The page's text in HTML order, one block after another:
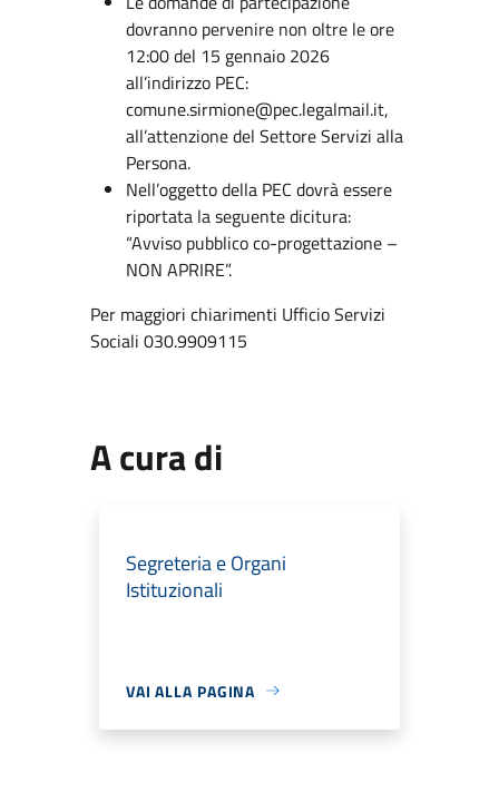
dovranno pervenire non oltre le ore
12:00 del 15 gennaio 2026
all’indirizzo PEC:
comune.sirmione@pec.legalmail.it,
all’attenzione del Settore Servizi alla
Persona.
Nell’oggetto della PEC dovrà essere
riportata la seguente dicitura:
“Avviso pubblico co-progettazione –
NON APRIRE”.
Per maggiori chiarimenti Ufficio Servizi
Sociali 030.9909115
A cura di
Segreteria e Organi
Istituzionali
VAI ALLA PAGINA